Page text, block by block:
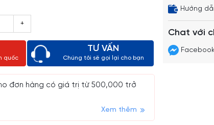
+
quốc
TƯ VẤN
Chúng tôi sẽ gọi lại cho bạn
đơn hàng có giá trị từ 500,000 trở
Xem thêm
Hướng
Chat với